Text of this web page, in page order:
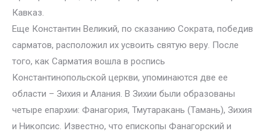
Кавказ.
Еще Константин Великий, по сказанию Сократа, победив
сарматов, расположил их усвоить святую веру. После
того, как Сарматия вошла в роспись
Константинопольской церкви, упоминаются две ее
области – Зихия и Алания. В Зихии были образованы
четыре епархии: Фанагория, Тмутаракань (Тамань), Зихия
и Никопсис. Известно, что епископы Фанагорский и